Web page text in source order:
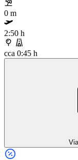
0 m
2:50 h
cca 0:45 h